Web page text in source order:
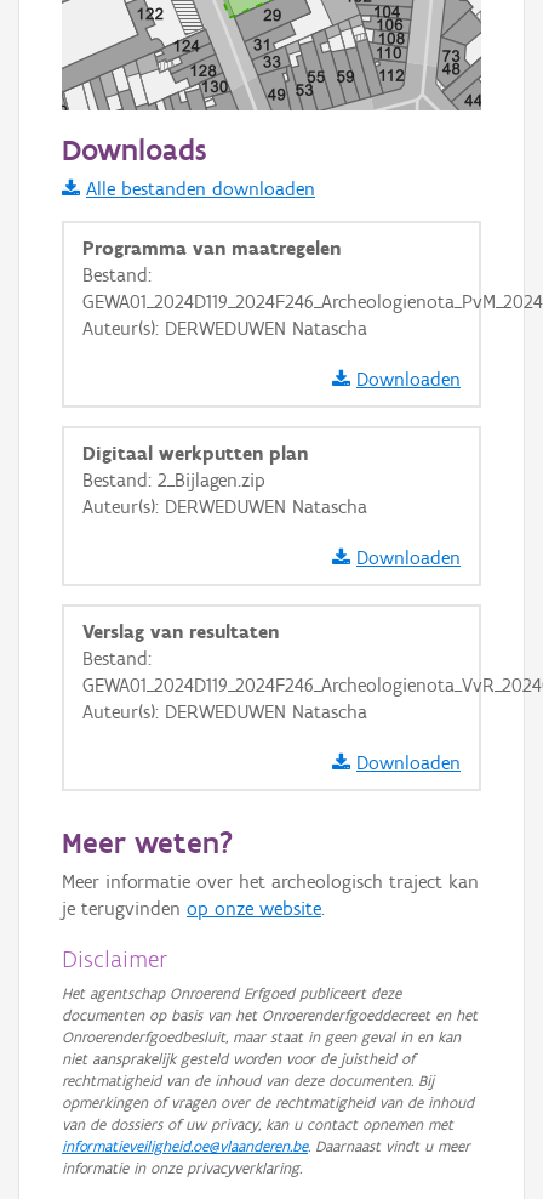
Informatie Vlaanderen
i
+ −
Basis Lagen
Ortho
GRB-Basiskaart in grijswaarden
Downloads
Alle bestanden downloaden
Programma van maatregelen
Bestand:
Auteur(s): DERWEDUWEN Natascha
Downloaden
Digitaal werkputten plan
Bestand: 2_Bijlagen.zip
Auteur(s): DERWEDUWEN Natascha
Downloaden
Verslag van resultaten
Bestand:
Auteur(s): DERWEDUWEN Natascha
Downloaden
Meer weten?
Meer informatie over het archeologisch traject kan
je terugvinden op onze website.
Disclaimer
Het agentschap Onroerend Erfgoed publiceert deze
documenten op basis van het Onroerenderfgoeddecreet en het
Onroerenderfgoedbesluit, maar staat in geen geval in en kan
niet aansprakelijk gesteld worden voor de juistheid of
rechtmatigheid van de inhoud van deze documenten. Bij
opmerkingen of vragen over de rechtmatigheid van de inhoud
van de dossiers of uw privacy, kan u contact opnemen met
informatieveiligheid.oe@vlaanderen.be. Daarnaast vindt u meer
informatie in onze privacyverklaring.